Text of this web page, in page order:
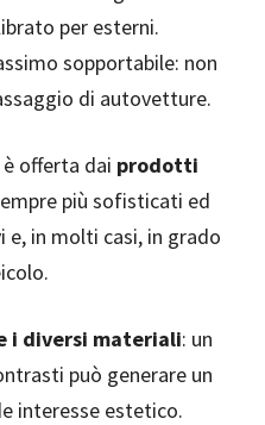
per esterni.
sopportabile: non
di autovetture.
offerta dai prodotti
più sofisticati ed
e, in molti casi, in grado
i diversi materiali: un
può generare un
interesse estetico.